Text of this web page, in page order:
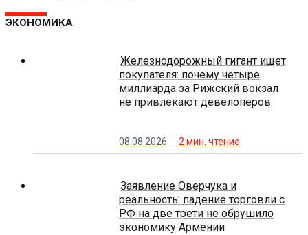
ЭКОНОМИКА
Железнодорожный гигант ищет
покупателя: почему четыре
миллиарда за Рижский вокзал
не привлекают девелоперов
08.08.2026 2 мин. чтение
Заявление Оверчука и
реальность: падение торговли с
РФ на две трети не обрушило
экономику Армении